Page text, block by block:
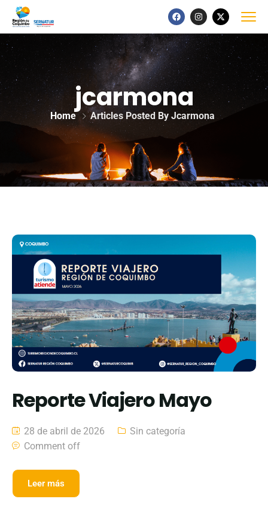
jcarmona
Home Articles Posted By Jcarmona
Reporte Viajero Mayo
28 de abril de 2026
Sin categoría
Comment off
Leer más